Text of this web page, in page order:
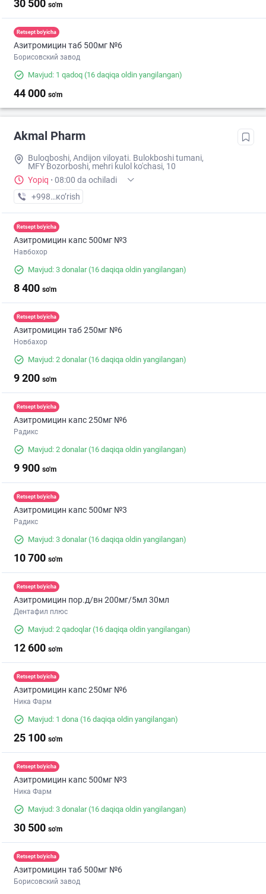
30 500 so'm
Retsept bo'yicha
Азитромицин таб 500мг №6
Борисовский завод
Mavjud: 1 qadoq (16 daqiqa oldin yangilangan)
44 000 so'm
Akmal Pharm
Buloqboshi, Andijon viloyati. Bulokboshi tumani,
MFY Bozorboshi, mehri kulol ko'chasi, 10
Yopiq · 08:00 da ochiladi
+998 (88) XXX-XX-XX
кo’rish
Retsept bo'yicha
Азитромицин капс 500мг №3
Навбохор
Mavjud: 3 donalar(16 daqiqa oldin yangilangan)
8 400 so'm
Retsept bo'yicha
Азитромицин таб 250мг №6
Новбахор
Mavjud: 2 donalar(16 daqiqa oldin yangilangan)
9 200 so'm
Retsept bo'yicha
Азитромицин капс 250мг №6
Радикс
Mavjud: 2 donalar(16 daqiqa oldin yangilangan)
9 900 so'm
Retsept bo'yicha
Азитромицин капс 500мг №3
Радикс
Mavjud: 3 donalar(16 daqiqa oldin yangilangan)
10 700 so'm
Retsept bo'yicha
Азитромицин пор.д/вн 200мг/5мл 30мл
Дентафил плюс
Mavjud: 2 qadoqlar(16 daqiqa oldin yangilangan)
12 600 so'm
Retsept bo'yicha
Азитромицин капс 250мг №6
Ника Фарм
Mavjud: 1 dona (16 daqiqa oldin yangilangan)
25 100 so'm
Retsept bo'yicha
Азитромицин капс 500мг №3
Ника Фарм
Mavjud: 3 donalar(16 daqiqa oldin yangilangan)
30 500 so'm
Retsept bo'yicha
Азитромицин таб 500мг №6
Борисовский завод